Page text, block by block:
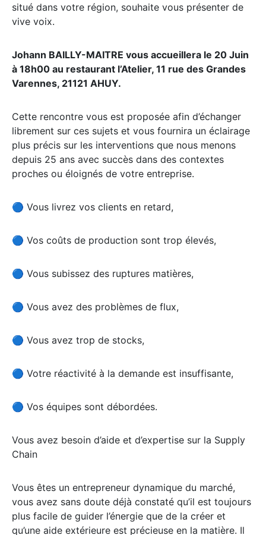
situé dans votre région, souhaite vous présenter de
vive voix.
Johann BAILLY-MAITRE vous accueillera le 20 Juin
à 18h00 au restaurant l’Atelier, 11 rue des Grandes
Varennes, 21121 AHUY.
Cette rencontre vous est proposée afin d’échanger
librement sur ces sujets et vous fournira un éclairage
plus précis sur les interventions que nous menons
depuis 25 ans avec succès dans des contextes
proches ou éloignés de votre entreprise.
🔵 Vous livrez vos clients en retard,
🔵 Vos coûts de production sont trop élevés,
🔵 Vous subissez des ruptures matières,
🔵 Vous avez des problèmes de flux,
🔵 Vous avez trop de stocks,
🔵 Votre réactivité à la demande est insuffisante,
🔵 Vos équipes sont débordées.
Vous avez besoin d’aide et d’expertise sur la Supply
Chain
Vous êtes un entrepreneur dynamique du marché,
vous avez sans doute déjà constaté qu’il est toujours
plus facile de guider l’énergie que de la créer et
qu’une aide extérieure est précieuse en la matière. Il